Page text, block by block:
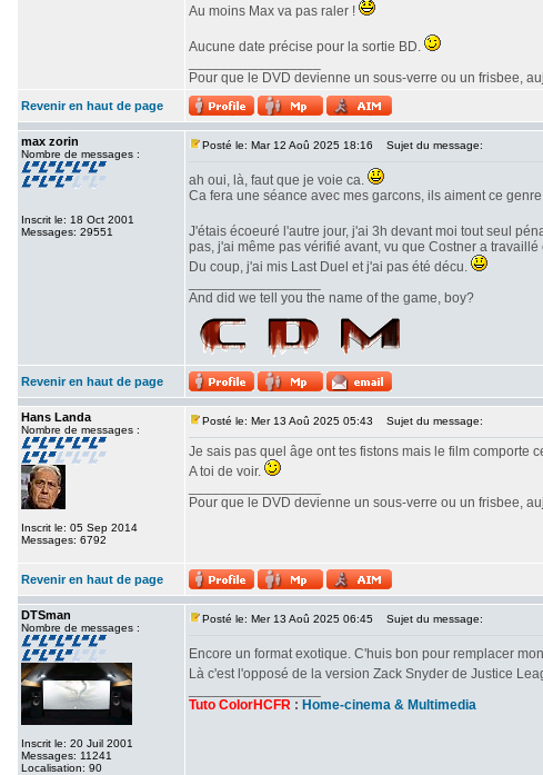
Au moins Max va pas raler !
Aucune date précise pour la sortie BD.
Pour que le DVD devienne un sous-verre ou un frisbee,
Revenir en haut de page
max zorin
Nombre de messages :
Inscrit le: 18 Oct 2001
Messages: 29551
Posté le: Mar 12 Aoû 2025 18:16 Sujet du message:
ah oui, là, faut que je voie ca.
Ca fera une séance avec mes garcons, ils aiment ce
J'étais écoeuré l'autre jour, j'ai 3h devant moi tout seul
pas, j'ai même pas vérifié avant, vu que Costner a
Du coup, j'ai mis Last Duel et j'ai pas été décu.
And did we tell you the name of the game, boy?
Revenir en haut de page
Hans Landa
Nombre de messages :
Inscrit le: 05 Sep 2014
Messages: 6792
Posté le: Mer 13 Aoû 2025 05:43 Sujet du message:
Je sais pas quel âge ont tes fistons mais le film comporte
A toi de voir.
Pour que le DVD devienne un sous-verre ou un frisbee,
Revenir en haut de page
DTSman
Nombre de messages :
Inscrit le: 20 Juil 2001
Messages: 11241
Localisation: 90
Posté le: Mer 13 Aoû 2025 06:45 Sujet du message:
Encore un format exotique. C'huis bon pour remplacer
Là c'est l'opposé de la version Zack Snyder de Justice
Tuto ColorHCFR : Home-cinema & Multimedia